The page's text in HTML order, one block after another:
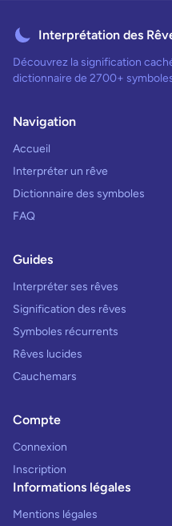
Interprétation des
Découvrez la signification
dictionnaire de 2700+
Navigation
Accueil
Interpréter un rêve
Dictionnaire des symboles
FAQ
Guides
Interpréter ses rêves
Signification des rêves
Symboles récurrents
Rêves lucides
Cauchemars
Compte
Connexion
Inscription
Informations légales
Mentions légales